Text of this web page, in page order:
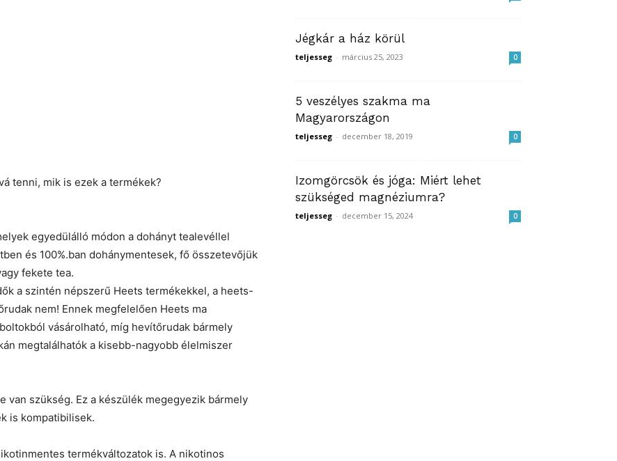
tenni, mik is ezek a termékek?
egyedülálló módon a dohányt tealevéllel
és 100%.ban dohánymentesek, fő összetevőjük
fekete tea.
a szintén népszerű Heets termékekkel, a heets-
nem! Ennek megfelelően Heets ma
vásárolható, míg hevítőrudak bármely
megtalálhatók a kisebb-nagyobb élelmiszer
szükség. Ez a készülék megegyezik bármely
is kompatibilisek.
termékváltozatok is. A nikotinos
Jégkár a ház körül
teljesseg - március 25, 2023 0
5 veszélyes szakma ma
Magyarországon
teljesseg - december 18, 2019 0
Izomgörcsök és jóga: Miért lehet
szükséged magnéziumra?
teljesseg - december 15, 2024 0